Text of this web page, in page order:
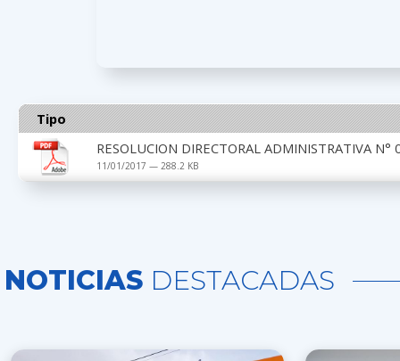
Tipo
RESOLUCION DIRECTORAL ADMINISTRATIVA N°
11/01/2017 — 288.2 KB
NOTICIAS DESTACADAS